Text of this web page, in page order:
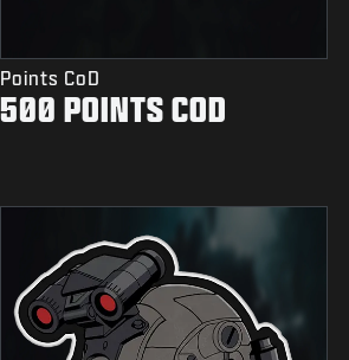
Points CoD
500 POINTS COD